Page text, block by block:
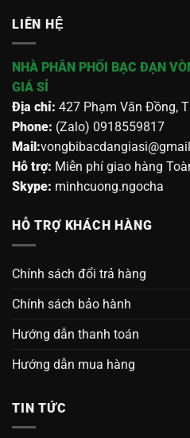
LIÊN HỆ
NHÀ PHÂN PHỐI BẠC ĐẠN
GIÁ SỈ
Địa chỉ: 427 Phạm Văn Đồng,
Phone: (Zalo) 0918559817
Mail:
Hỗ trợ: Miễn phí giao hàng
Skype: minhcuong.ngocha
HỖ TRỢ KHÁCH HÀNG
Chính sách đổi trả hàng
Chính sách bảo hành
Hướng dẫn thanh toán
Hướng dẫn mua hàng
TIN TỨC